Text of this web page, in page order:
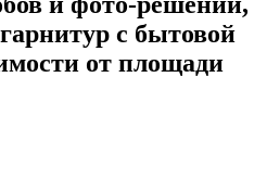
с бытовой
от площади